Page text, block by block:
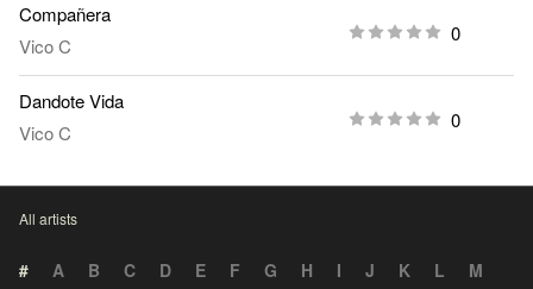
Compañera
Vico C
0
Dandote Vida
Vico C
0
All artists
# A B C D E F G H I J K L
M